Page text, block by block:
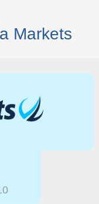
Markets